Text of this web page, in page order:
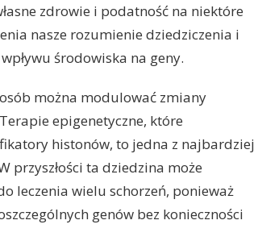
zdrowie i podatność na niektóre
nasze rozumienie dziedziczenia i
środowiska na geny.
można modulować zmiany
epigenetyczne, które
histonów, to jedna z najbardziej
przyszłości ta dziedzina może
leczenia wielu schorzeń, ponieważ
genów bez konieczności